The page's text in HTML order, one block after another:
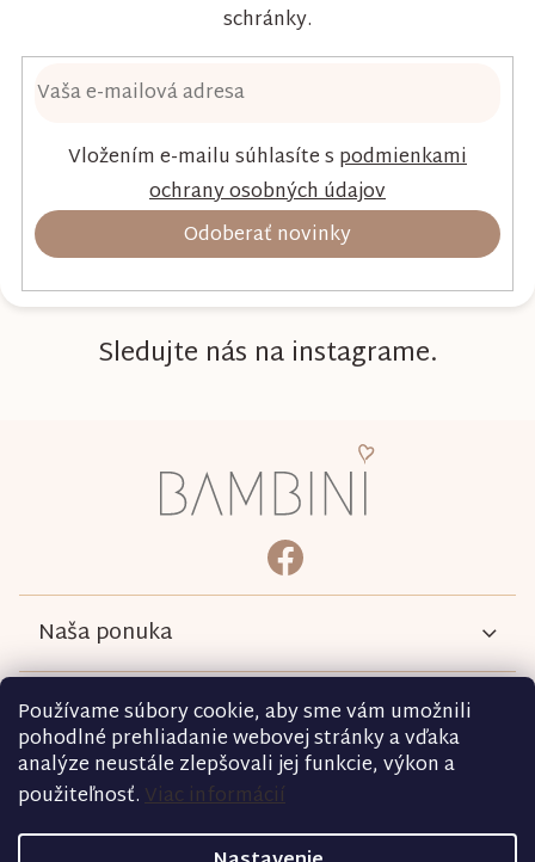
Používame súbory cookie, aby sme vám umožnili
pohodlné prehliadanie webovej stránky a vďaka
analýze neustále zlepšovali jej funkcie, výkon a
použiteľnosť.Viac informácií
schránky.
Vložením e-mailu súhlasíte s podmienkami
ochrany osobných údajov
Odoberať novinky
Sledujte nás na instagrame.
bambini.kociky
https://www.facebook.com/
Naša ponuka
Informácie
Podmienky